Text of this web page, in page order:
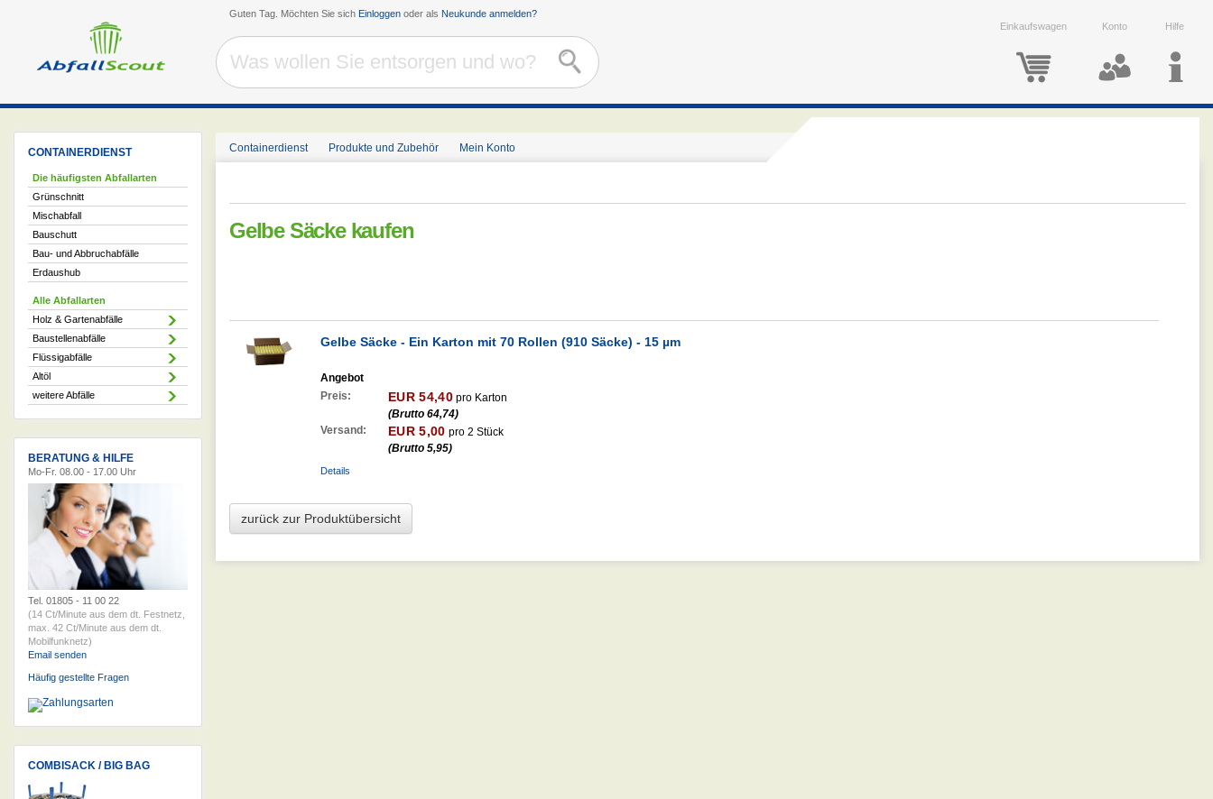
Guten Tag. Möchten Sie sich Einloggen oder als Neukunde anmelden?
Einkaufswagen
Konto Hilfe
CONTAINERDIENST
Die häufigsten Abfallarten
Grünschnitt
Mischabfall
Bauschutt
Bau- und Abbruchabfälle
Erdaushub
Alle Abfallarten
Holz & Gartenabfälle
Baustellenabfälle
Flüssigabfälle
Altöl
weitere Abfälle
BERATUNG & HILFE
Mo-Fr. 08.00 - 17.00 Uhr
Tel. 01805 - 11 00 22
(14 Ct/Minute aus dem dt. Festnetz,
max. 42 Ct/Minute aus dem dt.
Mobilfunknetz)
Email senden
Häufig gestellte Fragen
COMBISACK / BIG BAG
Containerdienst Produkte und Zubehör Mein Konto
Gelbe Säcke kaufen
Gelbe Säcke - Ein Karton mit 70 Rollen (910 Säcke) - 15 µm
Angebot
Preis:
EUR 54,40pro Karton
(Brutto 64,74)
Versand:
EUR 5,00 pro 2 Stück
(Brutto 5,95)
Details
zurück zur Produktübersicht